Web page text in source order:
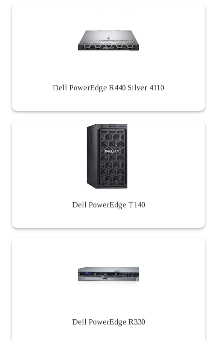
Dell PowerEdge R440 Silver 4110
Dell PowerEdge T140
Dell PowerEdge R330